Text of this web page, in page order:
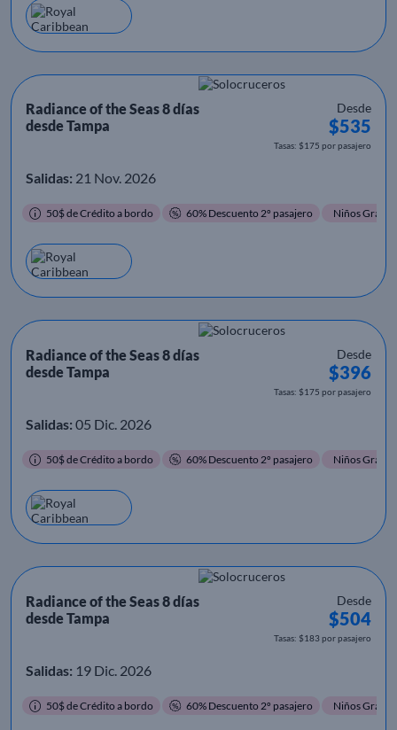
Radiance of the Seas 8 días
desde Tampa
Desde
$535
Tasas: $175 por pasajero
Salidas: 21 Nov. 2026
50$ de Crédito a bordo 60% Descuento 2º pasajero Niños Gratis
Radiance of the Seas 8 días
desde Tampa
Desde
$396
Tasas: $175 por pasajero
Salidas: 05 Dic. 2026
50$ de Crédito a bordo 60% Descuento 2º pasajero Niños Gratis
Radiance of the Seas 8 días
desde Tampa
Desde
$504
Tasas: $183 por pasajero
Salidas: 19 Dic. 2026
50$ de Crédito a bordo 60% Descuento 2º pasajero Niños Gratis